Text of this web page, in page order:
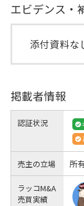
エビデンス・
添付資料な
掲載者情報
認証状況
売主の立場 所
ラッコM&A
売買実績